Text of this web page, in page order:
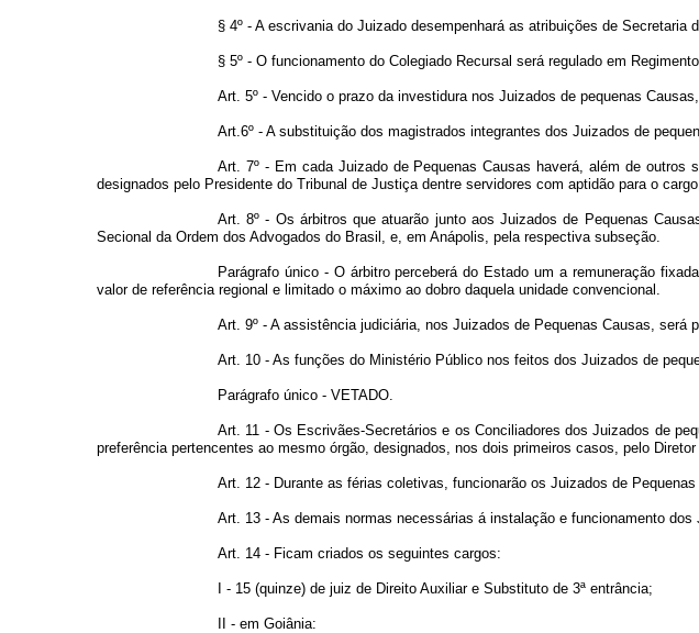
§ 4º - A escrivania do Juizado desempenhará as atribuições de
§ 5º - O funcionamento do Colegiado Recursal será regulado em
Art. 5º - Vencido o prazo da investidura nos Juizados de pequenas
Art.6º - A substituição dos magistrados integrantes dos Juizados de
Art. 7º - Em cada Juizado de Pequenas Causas haverá, além de outros
designados pelo Presidente do Tribunal de Justiça dentre servidores com aptidão para o
Art. 8º - Os árbitros que atuarão junto aos Juizados de Pequenas
Secional da Ordem dos Advogados do Brasil, e, em Anápolis, pela respectiva subseção.
Parágrafo único - O árbitro perceberá do Estado um a remuneração
valor de referência regional e limitado o máximo ao dobro daquela unidade convencional.
Art. 9º - A assistência judiciária, nos Juizados de Pequenas Causas, será
Art. 10 - As funções do Ministério Público nos feitos dos Juizados de
Parágrafo único - VETADO.
Art. 11 - Os Escrivães-Secretários e os Conciliadores dos Juizados de
preferência pertencentes ao mesmo órgão, designados, nos dois primeiros casos, pelo
Art. 12 - Durante as férias coletivas, funcionarão os Juizados de
Art. 13 - As demais normas necessárias á instalação e funcionamento
Art. 14 - Ficam criados os seguintes cargos:
I - 15 (quinze) de juiz de Direito Auxiliar e Substituto de 3ª entrância;
II - em Goiânia: